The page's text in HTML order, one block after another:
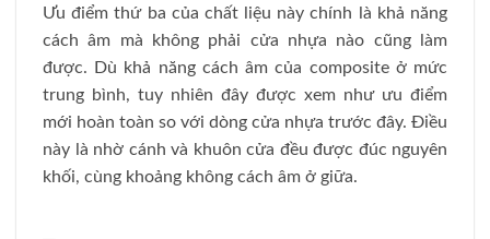
Ưu điểm thứ ba của chất liệu này chính là khả năng
cách âm mà không phải cửa nhựa nào cũng làm
được. Dù khả năng cách âm của composite ở mức
trung bình, tuy nhiên đây được xem như ưu điểm
mới hoàn toàn so với dòng cửa nhựa trước đây. Điều
này là nhờ cánh và khuôn cửa đều được đúc nguyên
khối, cùng khoảng không cách âm ở giữa.